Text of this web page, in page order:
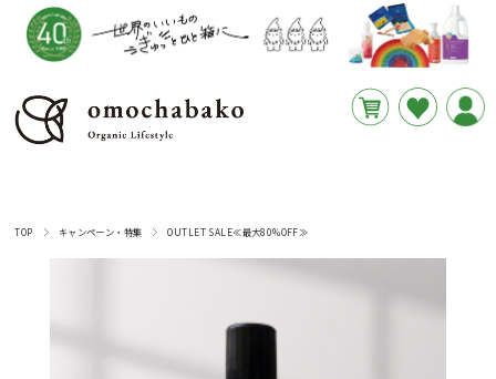
TOP キャンペーン・特集 OUTLET SALE≪最大80%OFF≫